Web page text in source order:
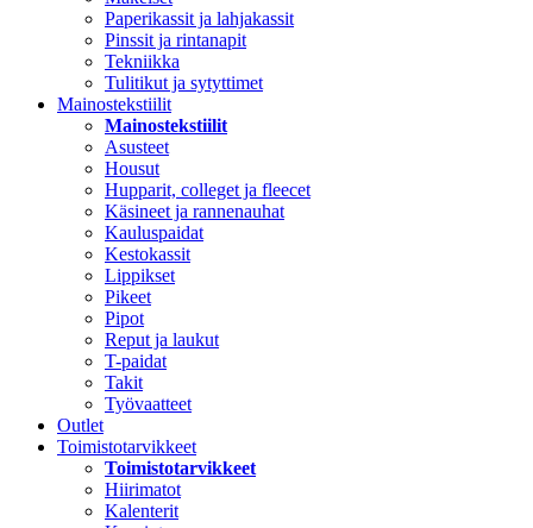
Paperikassit ja lahjakassit
Pinssit ja rintanapit
Tekniikka
Tulitikut ja sytyttimet
Mainostekstiilit
Mainostekstiilit
Asusteet
Housut
Hupparit, colleget ja fleecet
Käsineet ja rannenauhat
Kauluspaidat
Kestokassit
Lippikset
Pikeet
Pipot
Reput ja laukut
T-paidat
Takit
Työvaatteet
Outlet
Toimistotarvikkeet
Toimistotarvikkeet
Hiirimatot
Kalenterit